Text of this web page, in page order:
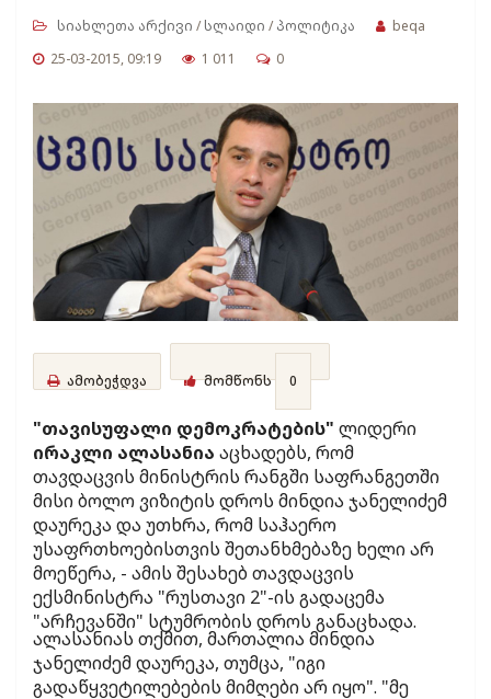
სიახლეთა არქივი /სლაიდი /პოლიტიკა
beqa
25-03-2015, 09:19
1 011 0
ამობეჭდვა მომწონს 0
"თავისუფალი დემოკრატების" ლიდერი
ირაკლი ალასანია აცხადებს, რომ
თავდაცვის მინისტრის რანგში საფრანგეთში
მისი ბოლო ვიზიტის დროს მინდია ჯანელიძემ
დაურეკა და უთხრა, რომ საჰაერო
უსაფრთხოებისთვის შეთანხმებაზე ხელი არ
მოეწერა, - ამის შესახებ თავდაცვის
ექსმინისტრა "რუსთავი 2"-ის გადაცემა
"არჩევანში" სტუმრობის დროს განაცხადა.
ალასანიას თქმით, მართალია მინდია
ჯანელიძემ დაურეკა, თუმცა, "იგი
გადაწყვეტილებების მიმღები არ იყო". "მე